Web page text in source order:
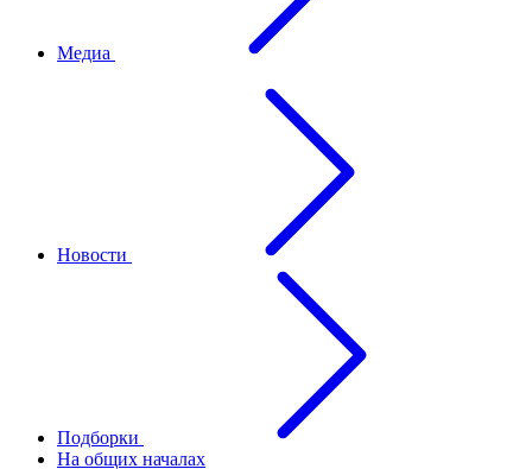
Медиа
Новости
Подборки
На общих началах